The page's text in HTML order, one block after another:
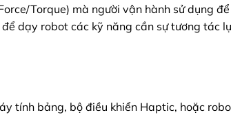
Torque) mà người vận hành sử dụng
dạy robot các kỹ năng cần sự tương tác
tính bảng, bộ điều khiển Haptic, hoặc